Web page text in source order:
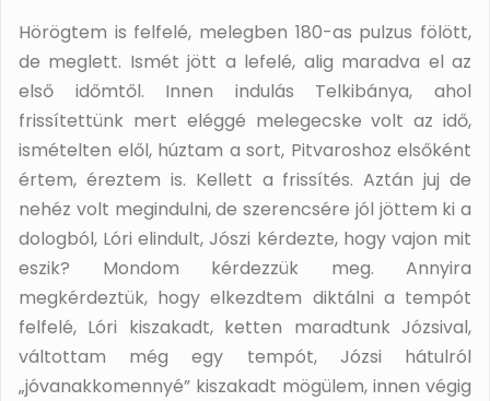
Hörögtem is felfelé, melegben 180-as pulzus fölött,
de meglett. Ismét jött a lefelé, alig maradva el az
első időmtől. Innen indulás Telkibánya, ahol
frissítettünk mert eléggé melegecske volt az idő,
ismételten elől, húztam a sort, Pitvaroshoz elsőként
értem, éreztem is. Kellett a frissítés. Aztán juj de
nehéz volt megindulni, de szerencsére jól jöttem ki a
dologból, Lóri elindult, Jószi kérdezte, hogy vajon mit
eszik? Mondom kérdezzük meg. Annyira
megkérdeztük, hogy elkezdtem diktálni a tempót
felfelé, Lóri kiszakadt, ketten maradtunk Józsival,
váltottam még egy tempót, Józsi hátulról
„jóvanakkomennyé” kiszakadt mögülem, innen végig